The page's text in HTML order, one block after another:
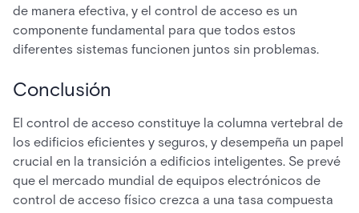
de manera efectiva, y el control de acceso es un
componente fundamental para que todos estos
diferentes sistemas funcionen juntos sin problemas.
Conclusión
El control de acceso constituye la columna vertebral de
los edificios eficientes y seguros, y desempeña un papel
crucial en la transición a edificios inteligentes. Se prevé
que el mercado mundial de equipos electrónicos de
control de acceso físico crezca a una tasa compuesta